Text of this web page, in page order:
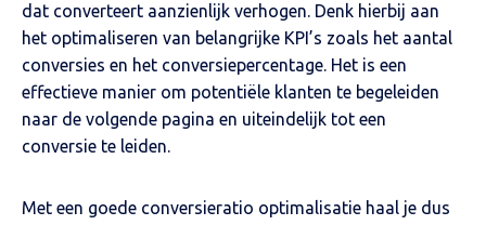
dat converteert aanzienlijk verhogen. Denk hierbij aan
het optimaliseren van belangrijke KPI’s zoals het aantal
conversies en het conversiepercentage. Het is een
effectieve manier om potentiële klanten te begeleiden
naar de volgende pagina en uiteindelijk tot een
conversie te leiden.
Met een goede conversieratio optimalisatie haal je dus